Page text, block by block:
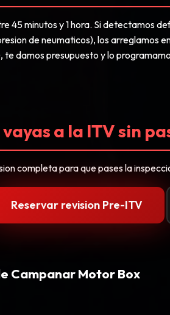
45 minutos y 1 hora. Si detectamos
de neumaticos), los arreglamos
te damos presupuesto y lo
vayas a la ITV sin
completa para que pases la
Reservar revision Pre-ITV
Campanar Motor Box